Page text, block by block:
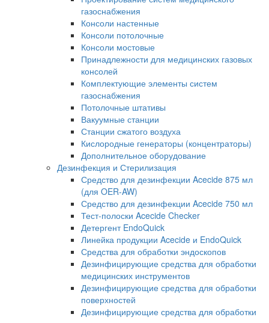
газоснабжения
Консоли настенные
Консоли потолочные
Консоли мостовые
Принадлежности для медицинских газовых
консолей
Комплектующие элементы систем
газоснабжения
Потолочные штативы
Вакуумные станции
Станции сжатого воздуха
Кислородные генераторы (концентраторы)
Дополнительное оборудование
Дезинфекция и Стерилизация
Средство для дезинфекции Acecide 875 мл
(для OER-AW)
Средство для дезинфекции Acecide 750 мл
Тест-полоски Acecide Checker
Детергент EndoQuick
Линейка продукции Acecide и EndoQuick
Средства для обработки эндоскопов
Дезинфицирующие средства для обработки
медицинских инструментов
Дезинфицирующие средства для обработки
поверхностей
Дезинфицирующие средства для обработки